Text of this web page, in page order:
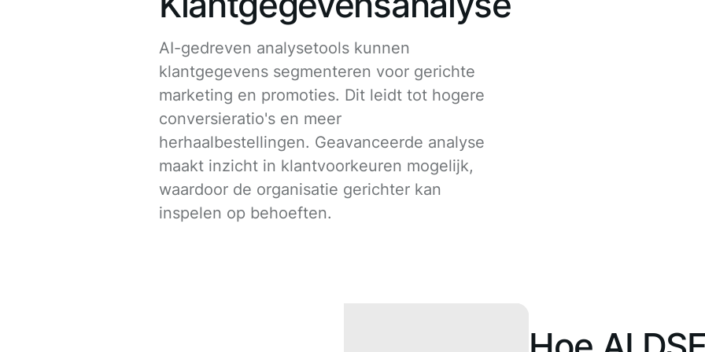
AI-gedreven analysetools kunnen
klantgegevens segmenteren voor gerichte
marketing en promoties. Dit leidt tot hogere
conversieratio's en meer
herhaalbestellingen. Geavanceerde analyse
maakt inzicht in klantvoorkeuren mogelijk,
waardoor de organisatie gerichter kan
inspelen op behoeften.